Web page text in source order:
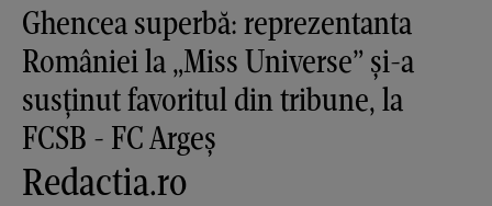
Ghencea superbă: reprezentanta
României la „Miss Universe” și-a
susținut favoritul din tribune, la
FCSB - FC Argeș
Redactia.ro